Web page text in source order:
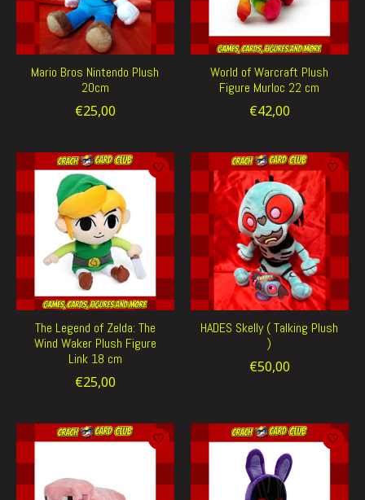
Mario Bros Nintendo Plush
20cm
€25,00
World of Warcraft Plush
Figure Murloc 22 cm
€42,00
The Legend of Zelda: The
Wind Waker Plush Figure
Link 18 cm
€25,00
HADES Skelly ( Talking Plush
)
€50,00